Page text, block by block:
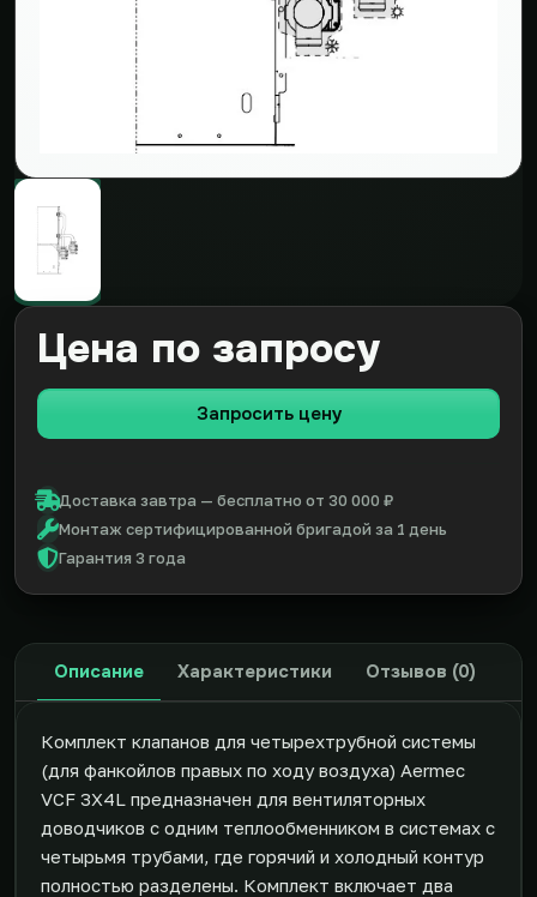
Цена по запросу
Запросить цену
Доставка завтра — бесплатно от 30 000 ₽
Монтаж сертифицированной бригадой за 1 день
Гарантия 3 года
Описание Характеристики Отзывов (0)
Комплект клапанов для четырехтрубной системы
(для фанкойлов правых по ходу воздуха) Aermec
VCF 3X4L предназначен для вентиляторных
доводчиков с одним теплообменником в системах с
четырьмя трубами, где горячий и холодный контур
полностью разделены. Комплект включает два